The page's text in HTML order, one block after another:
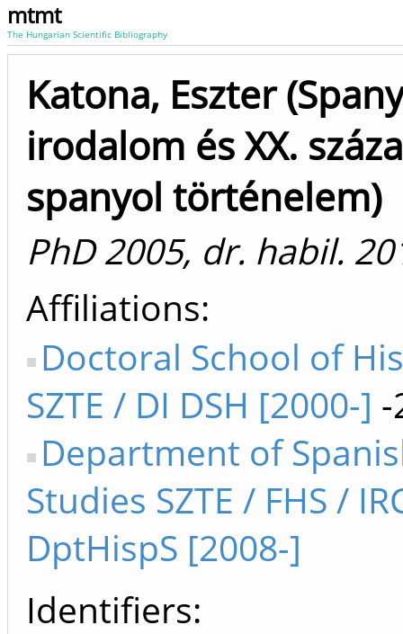
mtmt
The Hungarian Scientific Bibliography
Katona, Eszter
irodalom és XX.
spanyol történelem)
PhD 2005, dr. habil.
Affiliations
Doctoral School of
SZTE / DI DSH [2000-] -
Department of
Studies SZTE / FHS /
DptHispS [2008-]
Identifiers